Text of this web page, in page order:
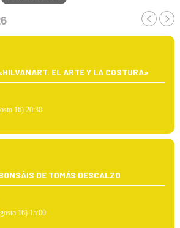
EL ARTE Y LA COSTURA»
16) 20:30
DE TOMÁS DESCALZO
16) 15:00